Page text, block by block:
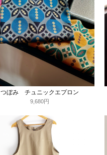
つぼみ チュニックエプロン
9,680円